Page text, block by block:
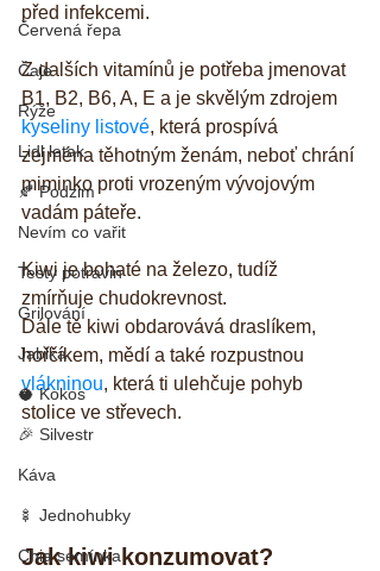
Červená řepa
Čaje
Rýže
Lidl letak
🍂 Podzim
Nevím co vařit
Testy potravin
Grilování
Jablka
🥥 Kokos
🎉 Silvestr
Káva
🍢 Jednohubky
Chia semínka
před infekcemi.
Z dalších vitamínů je potřeba jmenovat
B1, B2, B6, A, E a je skvělým zdrojem
kyseliny listové, která prospívá
zejména těhotným ženám, neboť chrání
miminko proti vrozeným vývojovým
vadám páteře.
Kiwi je bohaté na železo, tudíž
zmírňuje chudokrevnost.
Dále tě kiwi obdarovává draslíkem,
hořčíkem, mědí a také rozpustnou
vlákninou, která ti ulehčuje pohyb
stolice ve střevech.
Jak kiwi konzumovat?